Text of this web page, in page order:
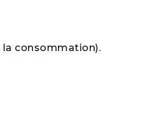
la consommation).